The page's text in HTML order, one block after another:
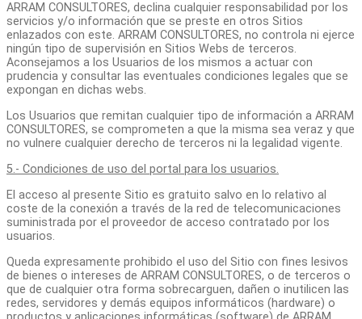
ARRAM CONSULTORES, declina cualquier responsabilidad por los
servicios y/o información que se preste en otros Sitios
enlazados con este. ARRAM CONSULTORES, no controla ni ejerce
ningún tipo de supervisión en Sitios Webs de terceros.
Aconsejamos a los Usuarios de los mismos a actuar con
prudencia y consultar las eventuales condiciones legales que se
expongan en dichas webs.
Los Usuarios que remitan cualquier tipo de información a ARRAM
CONSULTORES, se comprometen a que la misma sea veraz y que
no vulnere cualquier derecho de terceros ni la legalidad vigente.
5.- Condiciones de uso del portal para los usuarios.
El acceso al presente Sitio es gratuito salvo en lo relativo al
coste de la conexión a través de la red de telecomunicaciones
suministrada por el proveedor de acceso contratado por los
usuarios.
Queda expresamente prohibido el uso del Sitio con fines lesivos
de bienes o intereses de ARRAM CONSULTORES, o de terceros o
que de cualquier otra forma sobrecarguen, dañen o inutilicen las
redes, servidores y demás equipos informáticos (hardware) o